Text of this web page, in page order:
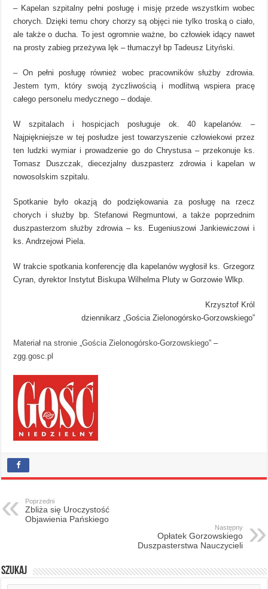
– Kapelan szpitalny pełni posługę i misję przede wszystkim wobec
chorych. Dzięki temu chory chorzy są objęci nie tylko troską o ciało,
ale także o ducha. To jest ogromnie ważne, bo człowiek idący nawet
na prosty zabieg przeżywa lęk – tłumaczył bp Tadeusz Lityński.
– On pełni posługę również wobec pracowników służby zdrowia.
Jestem tym, który swoją życzliwością i modlitwą wspiera pracę
całego personelu medycznego – dodaje.
W szpitalach i hospicjach posługuje ok. 40 kapelanów. –
Najpiękniejsze w tej posłudze jest towarzyszenie człowiekowi przez
ten ludzki wymiar i prowadzenie go do Chrystusa – przekonuje ks.
Tomasz Duszczak, diecezjalny duszpasterz zdrowia i kapelan w
nowosolskim szpitalu.
Spotkanie było okazją do podziękowania za posługę na rzecz
chorych i służby bp. Stefanowi Regmuntowi, a także poprzednim
duszpasterzom służby zdrowia – ks. Eugeniuszowi Jankiewiczowi i
ks. Andrzejowi Piela.
W trakcie spotkania konferencję dla kapelanów wygłosił ks. Grzegorz
Cyran, dyrektor Instytut Biskupa Wilhelma Pluty w Gorzowie Wlkp.
Krzysztof Król
dziennikarz „Gościa Zielonogórsko-Gorzowskiego”
Materiał na stronie „Gościa Zielonogórsko-Gorzowskiego” –
zgg.gosc.pl
Poprzedni
Zbliża się Uroczystość
Objawienia Pańskiego
Następny
Opłatek Gorzowskiego
Duszpasterstwa Nauczycieli
Szukaj